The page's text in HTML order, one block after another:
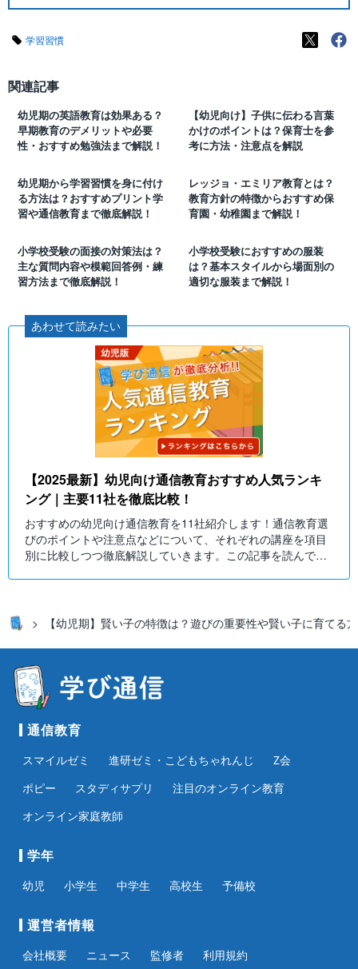
学習習慣
関連記事
幼児期の英語教育は効果ある？
早期教育のデメリットや必要
性・おすすめ勉強法まで解説！
【幼児向け】子供に伝わる言葉
かけのポイントは？保育士を参
考に方法・注意点を解説
幼児期から学習習慣を身に付け
る方法は？おすすめプリント学
習や通信教育まで徹底解説！
レッジョ・エミリア教育とは？
教育方針の特徴からおすすめ保
育園・幼稚園まで解説！
小学校受験の面接の対策法は？
主な質問内容や模範回答例・練
習方法まで徹底解説！
小学校受験におすすめの服装
は？基本スタイルから場面別の
適切な服装まで解説！
あわせて読みたい
【2025最新】幼児向け通信教育おすすめ人気ランキ
ング｜主要11社を徹底比較！
おすすめの幼児向け通信教育を11社紹介します！通信教育選
びのポイントや注意点などについて、それぞれの講座を項目
別に比較しつつ徹底解説していきます。この記事を読んでお
【幼児期】賢い子の特徴は？遊びの重要性や賢い子に育てる
通信教育
スマイルゼミ 進研ゼミ・こどもちゃれんじ
Z会
ポピー
スタディサプリ
注目のオンライン教育
オンライン家庭教師
学年
幼児 小学生 中学生 高校生 予備校
運営者情報
会社概要 ニュース 監修者 利用規約